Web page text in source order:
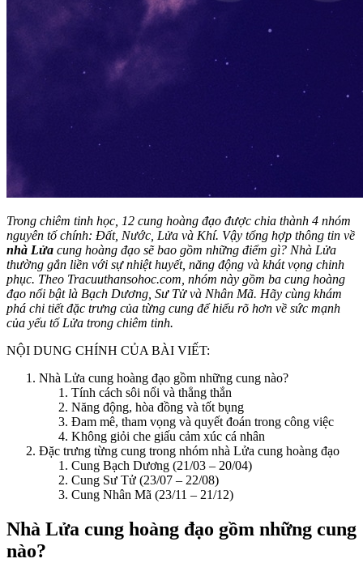
Trong chiêm tinh học, 12 cung hoàng đạo được chia thành 4 nhóm
nguyên tố chính: Đất, Nước, Lửa và Khí. Vậy tổng hợp thông tin về
nhà Lửa cung hoàng đạo sẽ bao gồm những điểm gì? Nhà Lửa
thường gắn liền với sự nhiệt huyết, năng động và khát vọng chinh
phục. Theo Tracuuthansohoc.com, nhóm này gồm ba cung hoàng
đạo nổi bật là Bạch Dương, Sư Tử và Nhân Mã. Hãy cùng khám
phá chi tiết đặc trưng của từng cung để hiểu rõ hơn về sức mạnh
của yếu tố Lửa trong chiêm tinh.
NỘI DUNG CHÍNH CỦA BÀI VIẾT:
Nhà Lửa cung hoàng đạo gồm những cung nào?
Tính cách sôi nổi và thẳng thắn
Năng động, hòa đồng và tốt bụng
Đam mê, tham vọng và quyết đoán trong công việc
Không giỏi che giấu cảm xúc cá nhân
Đặc trưng từng cung trong nhóm nhà Lửa cung hoàng đạo
Cung Bạch Dương (21/03 – 20/04)
Cung Sư Tử (23/07 – 22/08)
Cung Nhân Mã (23/11 – 21/12)
Nhà Lửa cung hoàng đạo gồm những cung
nào?